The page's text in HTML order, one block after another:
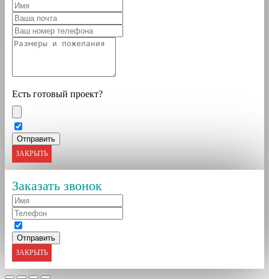
Есть готовый проект?
ЗАКРЫТЬ
Заказать звонок
ЗАКРЫТЬ